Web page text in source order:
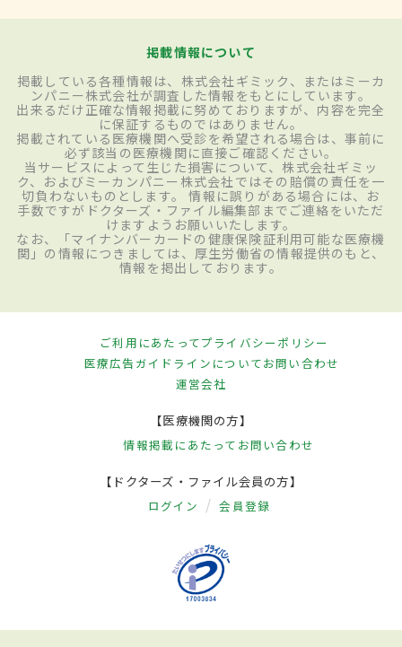
掲載情報について
掲載している各種情報は、株式会社ギミック、またはミーカ
ンパニー株式会社が調査した情報をもとにしています。
出来るだけ正確な情報掲載に努めておりますが、内容を完全
に保証するものではありません。
掲載されている医療機関へ受診を希望される場合は、事前に
必ず該当の医療機関に直接ご確認ください。
当サービスによって生じた損害について、株式会社ギミッ
ク、およびミーカンパニー株式会社ではその賠償の責任を一
切負わないものとします。 情報に誤りがある場合には、お
手数ですがドクターズ・ファイル編集部までご連絡をいただ
けますようお願いいたします。
なお、「マイナンバーカードの健康保険証利用可能な医療機
関」の情報につきましては、厚生労働省の情報提供のもと、
情報を掲出しております。
ご利用にあたってプライバシーポリシー
医療広告ガイドラインについてお問い合わせ
運営会社
【医療機関の方】
情報掲載にあたって お問い合わせ
【ドクターズ・ファイル会員の方】
ログイン 会員登録